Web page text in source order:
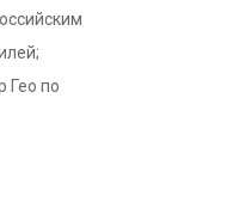
Гео по